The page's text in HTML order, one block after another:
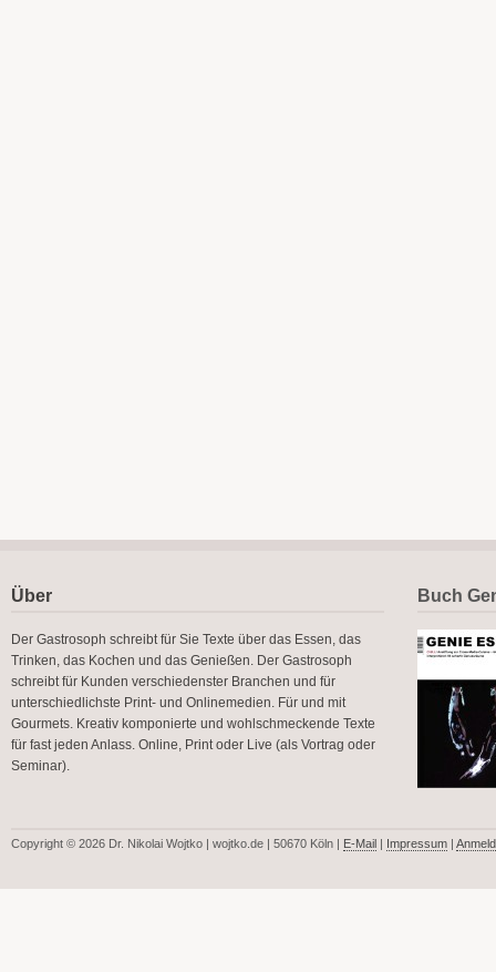
Über
Der Gastrosoph schreibt für Sie Texte über das Essen, das
Trinken, das Kochen und das Genießen. Der Gastrosoph
schreibt für Kunden verschiedenster Branchen und für
unterschiedlichste Print- und Onlinemedien. Für und mit
Gourmets. Kreativ komponierte und wohlschmeckende Texte
für fast jeden Anlass. Online, Print oder Live (als Vortrag oder
Seminar).
Buch
Copyright © 2026 Dr. Nikolai Wojtko | wojtko.de | 50670 Köln | E-Mail | Impressum |